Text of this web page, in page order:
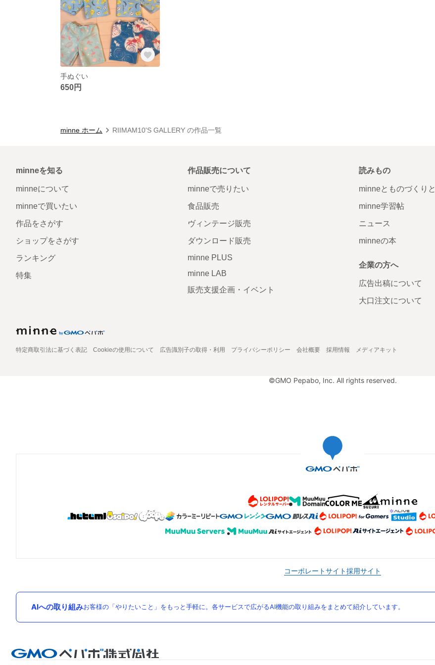
手ぬぐい
650円
minne ホーム RIIMAM10'S GALLERY の作品一覧
minneを知る
minneについて
minneで買いたい
作品をさがす
ショップをさがす
ランキング
特集
作品販売について
minneで売りたい
食品販売
ヴィンテージ販売
ダウンロード販売
minne PLUS
minne LAB
販売支援企画・イベント
読みもの
minneとものづくりと
minne学習帖
ニュース
minneの本
企業の方へ
広告出稿について
大口注文について
特定商取引法に基づく表記 Cookieの使用について 広告識別子の取得・利用 プライバシーポリシー 会社概要 採用情報 メディアキット
©GMO Pepabo, Inc. All rights reserved.
コーポレートサイト採用サイト
AIへの取り組みお客様の「やりたいこと」をもっと手軽に。各サービスで広がるAI機能の取り組みをまとめて紹介しています。